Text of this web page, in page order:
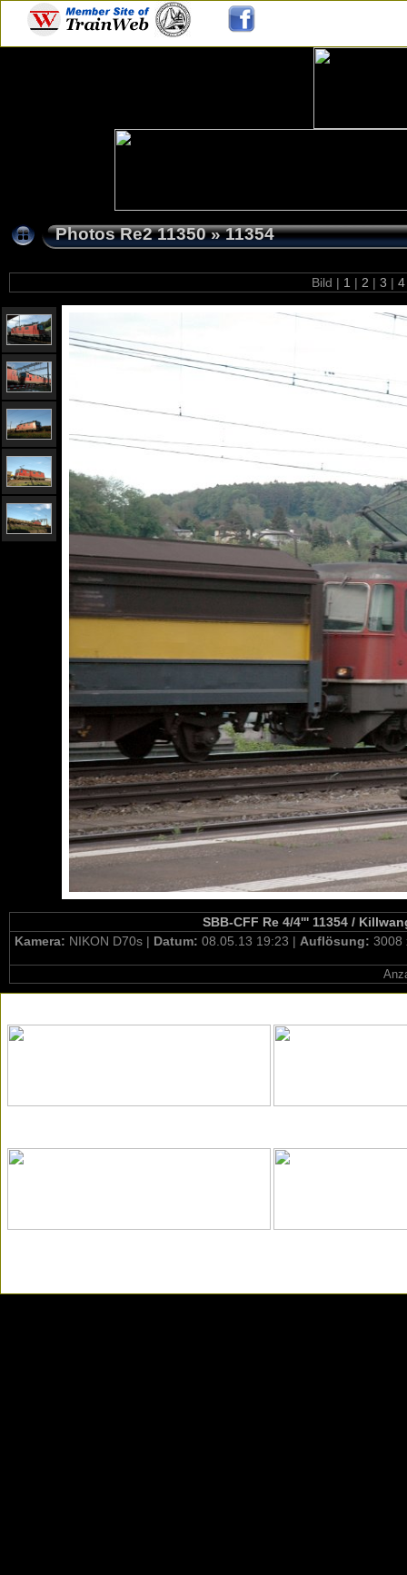
Photos Re2 11350»11354
Bild | 1 | 2 | 3 |
SBB-CFF Re 4/4''' 11354 /
Kamera: NIKON D70s | Datum: 08.05.13 19:23 | Auflösung: 3008